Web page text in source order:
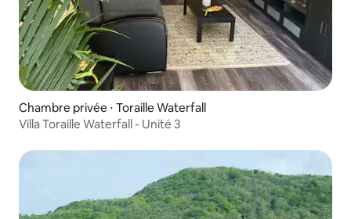
Chambre privée ⋅ Toraille Waterfall
Villa Toraille Waterfall - Unité 3